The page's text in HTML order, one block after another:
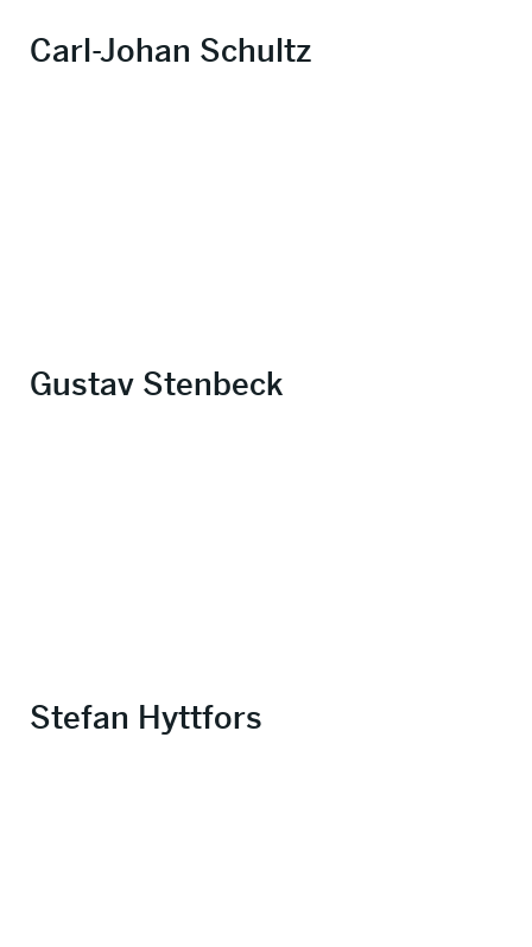
Carl-Johan Schultz
Gustav Stenbeck
Stefan Hyttfors